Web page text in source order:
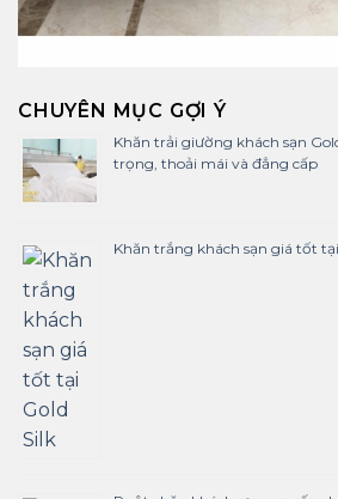
CHUYÊN MỤC GỢI Ý
Khăn trải giường khách sạn
trọng, thoải mái và đẳng cấp
Khăn trắng khách sạn giá tốt